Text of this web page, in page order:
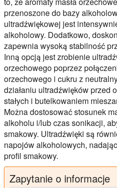
przenoszone do bazy
ultradźwiękowej jest
alkoholowy. Dodatkowo,
zapewnia wysoką stabilność
Inną opcją jest zrobienie
orzechowego poprzez
orzechowego i cukru z
działaniu ultradźwięków przed
stałych i butelkowaniem
Można dostosować stosunek
alkoholu i/lub czas sonikacji,
smakowy. Ultradźwięki są
napojów alkoholowych,
profil smakowy.
Zapytanie o informacje